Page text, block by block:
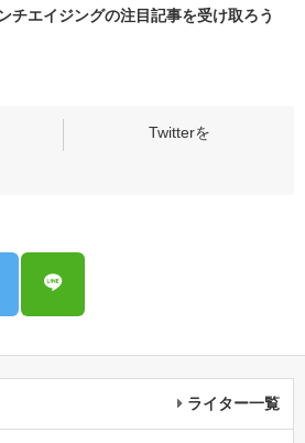
チエイジングの注目記事を受け取ろう
ライター一覧